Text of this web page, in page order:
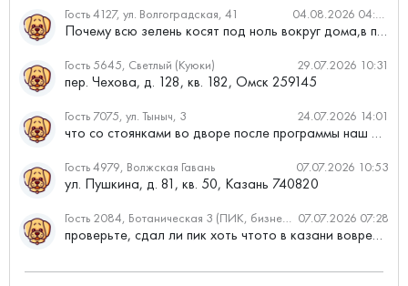
Гость 4127, ул. Волгоградская, 41 04.08.2026 04:46
Почему всю зелень косят под ноль вокруг дома,в полисадниках....
Гость 5645, Светлый (Куюки) 29.07.2026 10:31
пер. Чехова, д. 128, кв. 182, Омск 259145
Гость 7075, ул. Тыныч, 3 24.07.2026 14:01
что со стоянками во дворе после программы наш двор
Гость 4979, Волжская Гавань 07.07.2026 10:53
ул. Пушкина, д. 81, кв. 50, Казань 740820
Гость 2084, Ботаническая 3 (ПИК, бизнес-класс) 07.07.2026 07:28
проверьте, сдал ли пик хоть чтото в казани вовремя?